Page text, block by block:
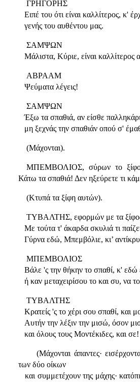
ΓΡΗΓΟΡΗΣ
Ειπέ του ότι είναι καλλίτερος, κ'
γενής του αυθέντου μας.
ΣΑΜΨΩΝ
Μάλιστα, Κύριε, είναι καλλίτερος
ΑΒΡΑΑΜ
Ψεύματα λέγεις!
ΣΑΜΨΩΝ
Έξω τα σπαθιά, αν είσθε
μη ξεχνάς την σπαθιάν οπού σ'
(Μάχονται).
ΜΠΕΜΒΟΛΙΟΣ, σύρων το
Κάτω τα σπαθιά! Δεν ηξεύρετε τι
(Κτυπά τα ξίφη αυτών).
ΤΥΒΑΛΤΗΣ, εφορμών με τα ξίφος
Με τούτα τ' άκαρδα σκυλιά τι
Γύρνα εδώ, Μπεμβόλιε, κι’
ΜΠΕΜΒΟΛΙΟΣ
Βάλε 'ς την θήκην το σπαθί, κ' εδώ
ή καν μεταχειρίσου το και συ, να
ΤΥΒΑΛΤΗΣ
Κρατείς 'ς το χέρι σου σπαθί, και
Αυτήν την λέξιν την μισώ, όσον
και όλους τους Μοντέκιδες, και
(Μάχονται άπαντες·
των δύο οίκων
και συμμετέχουν της μάχης·